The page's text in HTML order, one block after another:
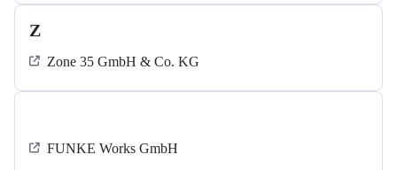
Z
Zone 35 GmbH & Co. KG
‍FUNKE Works GmbH